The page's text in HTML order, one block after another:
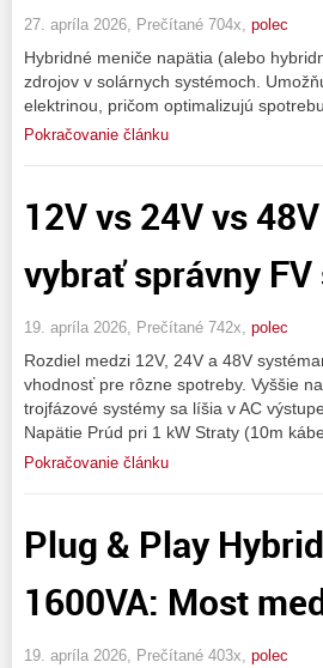
27. apríla 2026, Prečítané 704x, polec
Hybridné meniče napätia (alebo
zdrojov v solárnych systémoch.
elektrinou, pričom optimalizujú
Pokračovanie článku
12V vs 24V vs
vybrať správny
19. apríla 2026, Prečítané 742x, polec
Rozdiel medzi 12V, 24V a 48V
vhodnosť pre rôzne spotreby. Vyššie
trojfázové systémy sa líšia v AC
Napätie Prúd pri 1 kW Straty (10m
Pokračovanie článku
Plug & Play
1600VA: Most
19. apríla 2026, Prečítané 403x, polec